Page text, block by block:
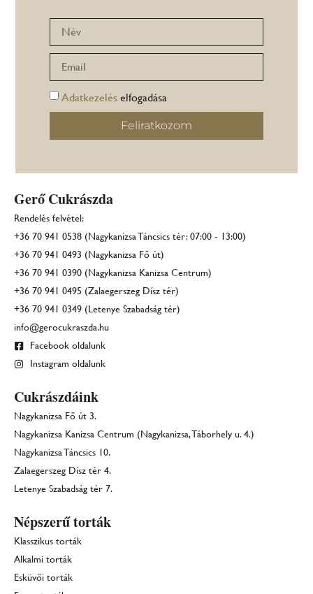
Adatkezeléselfogadása
Feliratkozom
Gerő Cukrászda
Rendelés felvétel:
+36 70 941 0538 (Nagykanizsa Táncsics tér: 07:00 - 13:00)
+36 70 941 0493 (Nagykanizsa Fő út)
+36 70 941 0390 (Nagykanizsa Kanizsa Centrum)
+36 70 941 0495 (Zalaegerszeg Dísz tér)
+36 70 941 0349 (Letenye Szabadság tér)
info@gerocukraszda.hu
Facebook oldalunk
Instagram oldalunk
Cukrászdáink
Nagykanizsa Fő út 3.
Nagykanizsa Kanizsa Centrum (Nagykanizsa, Táborhely u. 4.)
Nagykanizsa Táncsics 10.
Zalaegerszeg Dísz tér 4.
Letenye Szabadság tér 7.
Népszerű torták
Klasszikus torták
Alkalmi torták
Esküvői torták